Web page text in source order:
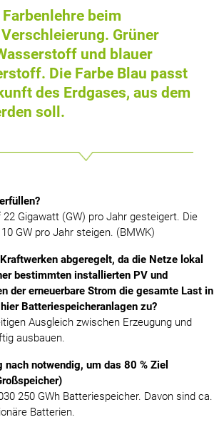
beim
Grüner
und blauer
Die Farbe Blau passt
des Erdgases, aus dem
soll.
Gigawatt (GW) pro Jahr gesteigert. Die
GW pro Jahr steigen. (BMWK)
abgeregelt, da die Netze lokal
bestimmten installierten PV und
der erneuerbare Strom die gesamte Last in
Batteriespeicheranlagen zu?
Ausgleich zwischen Erzeugung und
ausbauen.
notwendig, um das 80 % Ziel
250 GWh Batteriespeicher. Davon sind ca.
Batterien.